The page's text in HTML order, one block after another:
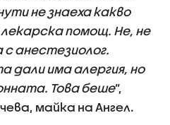
не знаеха какво
лекарска помощ. Не, не
анестезиолог.
дали има алергия, но
Това беше”,
майка на Ангел.